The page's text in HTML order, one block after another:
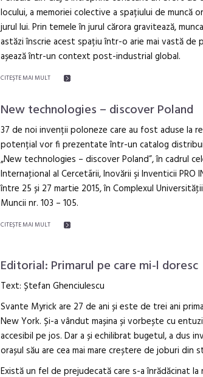
locului, a memoriei colective a spațiului de muncă
jurul lui. Prin temele în jurul cărora gravitează,
astăzi înscrie acest spațiu într-o arie mai vastă de
așează într-un context post-industrial global.
CITEŞTE MAI MULT
New technologies – discover Poland
37 de noi invenții poloneze care au fost aduse la
potențial vor fi prezentate într-un catalog
„New technologies – discover Poland”, în cadrul
Internaţional al Cercetãrii, Inovării şi Inventicii PRO
între 25 și 27 martie 2015, în Complexul
Muncii nr. 103 – 105.
CITEŞTE MAI MULT
Editorial: Primarul pe care mi-l doresc
Text: Ștefan Ghenciulescu
Svante Myrick are 27 de ani și este de trei ani
New York. Și-a vândut mașina și vorbește cu
accesibil pe jos. Dar a și echilibrat bugetul, a dus
orașul său are cea mai mare creștere de joburi din
Există un fel de prejudecată care s-a înrădăcinat